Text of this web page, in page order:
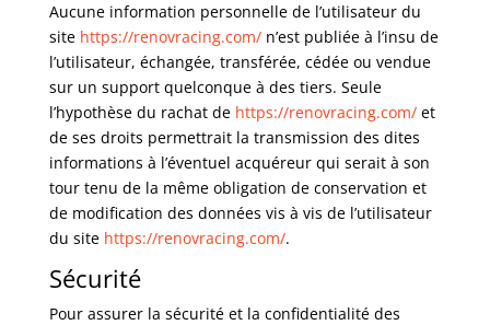
Aucune information personnelle de l’utilisateur du
site https://renovracing.com/n’est publiée à l’insu de
l’utilisateur, échangée, transférée, cédée ou vendue
sur un support quelconque à des tiers. Seule
l’hypothèse du rachat de https://renovracing.com/et
de ses droits permettrait la transmission des dites
informations à l’éventuel acquéreur qui serait à son
tour tenu de la même obligation de conservation et
de modification des données vis à vis de l’utilisateur
du site https://renovracing.com/.
Sécurité
Pour assurer la sécurité et la confidentialité des